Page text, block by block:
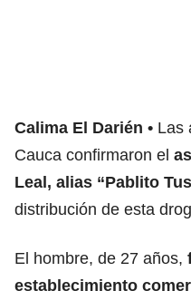
Calima El Darién
Las
Cauca confirmaron el
Leal, alias “Pablito
distribución de esta
El hombre, de 27 años,
establecimiento